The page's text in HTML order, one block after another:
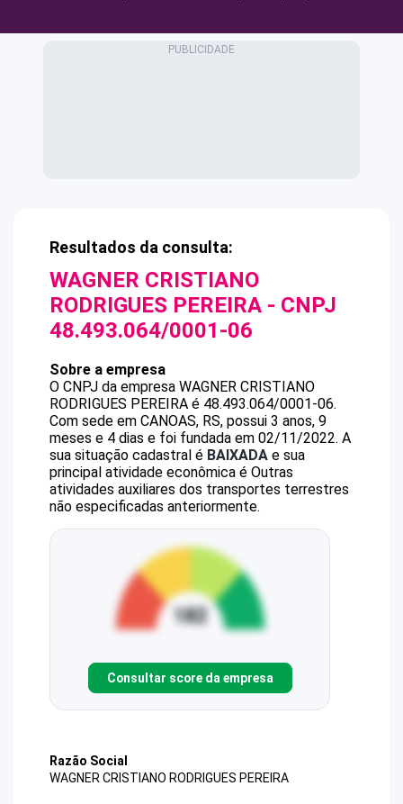
Resultados da consulta:
WAGNER CRISTIANO
RODRIGUES PEREIRA - CNPJ
48.493.064/0001-06
Sobre a empresa
O CNPJ da empresa WAGNER CRISTIANO
RODRIGUES PEREIRA é 48.493.064/0001-06.
Com sede em CANOAS, RS, possui 3 anos, 9
meses e 4 dias e foi fundada em 02/11/2022. A
sua situação cadastral é BAIXADA e sua
principal atividade econômica é Outras
atividades auxiliares dos transportes terrestres
não especificadas anteriormente.
Consultar score da empresa
Razão Social
WAGNER CRISTIANO RODRIGUES PEREIRA